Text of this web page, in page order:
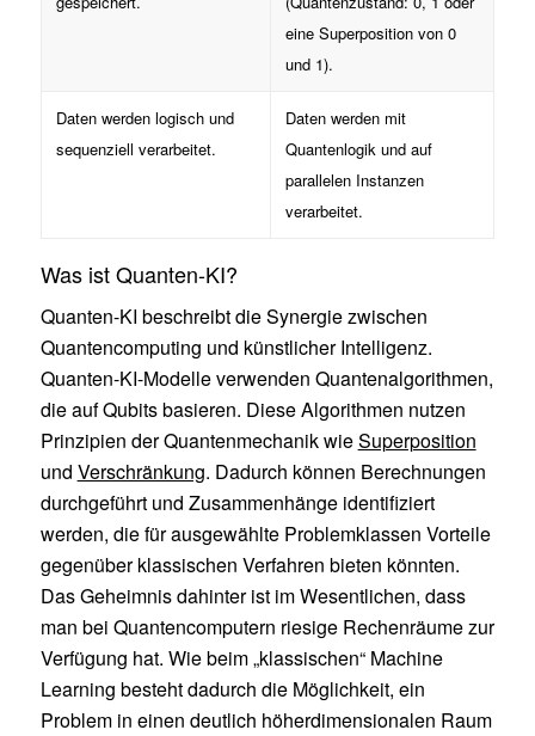
eine Superposition von 0
und 1).
Daten werden logisch und
sequenziell verarbeitet.
Daten werden mit
Quantenlogik und auf
parallelen Instanzen
verarbeitet.
Was ist Quanten-KI?
Quanten-KI beschreibt die Synergie zwischen
Quantencomputing und künstlicher Intelligenz.
Quanten-KI-Modelle verwenden Quantenalgorithmen,
die auf Qubits basieren. Diese Algorithmen nutzen
Prinzipien der Quantenmechanik wieSuperposition
und Verschränkung. Dadurch können Berechnungen
durchgeführt und Zusammenhänge identifiziert
werden, die für ausgewählte Problemklassen Vorteile
gegenüber klassischen Verfahren bieten könnten.
Das Geheimnis dahinter ist im Wesentlichen, dass
man bei Quantencomputern riesige Rechenräume zur
Verfügung hat. Wie beim „klassischen“ Machine
Learning besteht dadurch die Möglichkeit, ein
Problem in einen deutlich höherdimensionalen Raum